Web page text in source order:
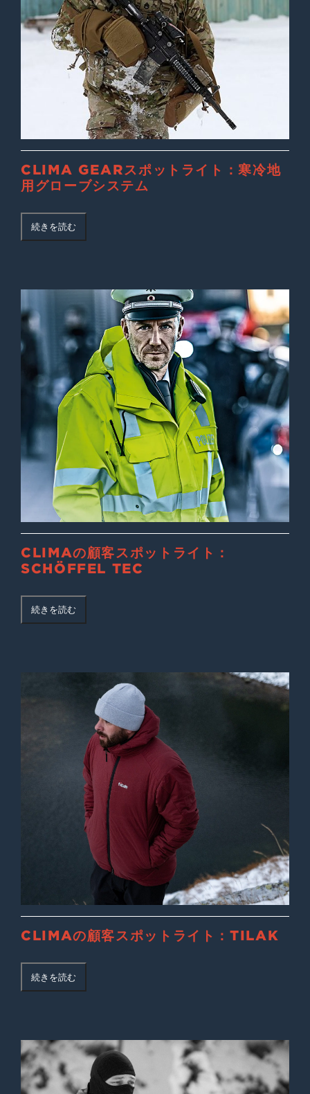
CLIMA GEARスポットライト：寒冷地
用グローブシステム
続きを読む
CLIMAの顧客スポットライト：
SCHÖFFEL TEC
続きを読む
CLIMAの顧客スポットライト：TILAK
続きを読む